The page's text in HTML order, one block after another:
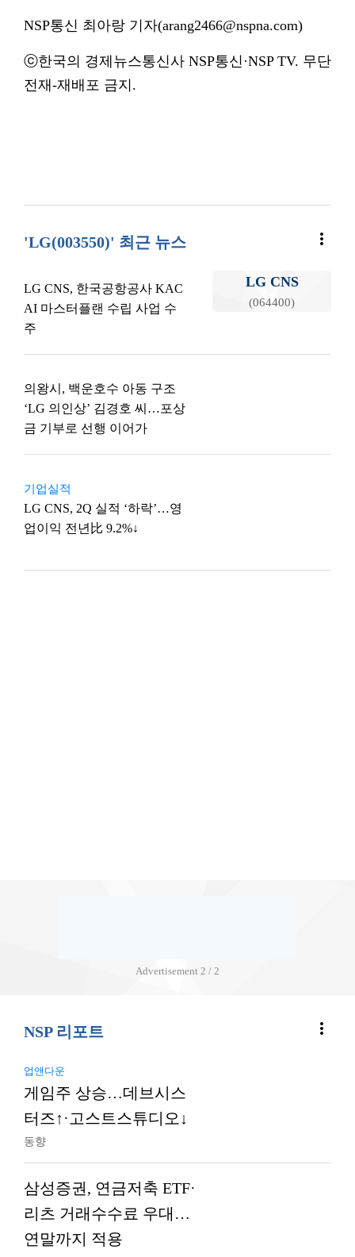
NSP통신 최아랑 기자(arang2466@nspna.com)
ⓒ한국의 경제뉴스통신사 NSP통신·NSP TV. 무단
전재-재배포 금지.
'LG(003550)' 최근 뉴스 more_vert
LG CNS
(064400)
LG CNS, 한국공항공사 KAC
AI 마스터플랜 수립 사업 수
주
의왕시, 백운호수 아동 구조
‘LG 의인상’ 김경호 씨…포상
금 기부로 선행 이어가
기업실적
LG CNS, 2Q 실적 ‘하락’…영
업이익 전년比 9.2%↓
Advertisement 2 / 2
NSP 리포트 more_vert
업앤다운
게임주 상승…데브시스
터즈↑·고스트스튜디오↓
동향
삼성증권, 연금저축 ETF·
리츠 거래수수료 우대…
연말까지 적용